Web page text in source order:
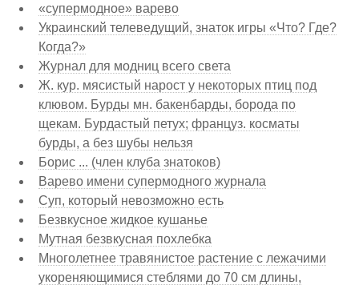
«супермодное» варево
Украинский телеведущий, знаток игры «Что? Где?
Когда?»
Журнал для модниц всего света
Ж. кур. мясистый нарост у некоторых птиц под
клювом. Бурды мн. бакенбарды, борода по
щекам. Бурдастый петух; француз. косматы
бурды, а без шубы нельзя
Борис ... (член клуба знатоков)
Варево имени супермодного журнала
Суп, который невозможно есть
Безвкусное жидкое кушанье
Мутная безвкусная похлебка
Многолетнее травянистое растение с лежачими
укореняющимися стеблями до 70 см длины,